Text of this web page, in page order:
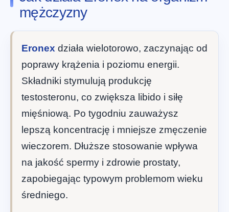
mężczyzny
Eronex działa wielotorowo, zaczynając od
poprawy krążenia i poziomu energii.
Składniki stymulują produkcję
testosteronu, co zwiększa libido i siłę
mięśniową. Po tygodniu zauważysz
lepszą koncentrację i mniejsze zmęczenie
wieczorem. Dłuższe stosowanie wpływa
na jakość spermy i zdrowie prostaty,
zapobiegając typowym problemom wieku
średniego.